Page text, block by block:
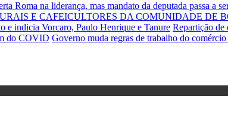
Roma na liderança, mas mandato da deputada passa a
E CAFEICULTORES DA COMUNIDADE DE
e indicia Vorcaro, Paulo Henrique e Tanure Repartição de
do COVID Governo muda regras de trabalho do